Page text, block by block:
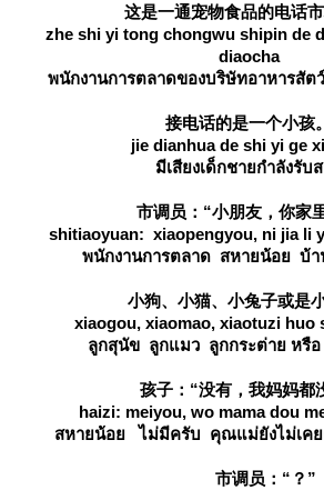
这是一通宠物食品的电话市
zhe shi yi tong chongwu shipin de
diaocha
พนักงานการตลาดของบริษัทอาหารสัต
接电话的是一个小孩。
jie dianhua de shi yi ge
มีเสียงเด็กชายกำลังรั
市调员：“小朋友，你家
shitiaoyuan: xiaopengyou, ni jia li
พนักงานการตลาด สหายน้อย บ้า
小狗、小猫、小兔子或是
xiaogou, xiaomao, xiaotuzi huo
ลูกสุนัข ลูกแมว ลูกกระต่าย หรือ
孩子：“没有，我妈妈都
haizi: meiyou, wo mama dou
สหายน้อย ไม่มีครับ คุณแม่ยังไม่เค
市调员：“？”